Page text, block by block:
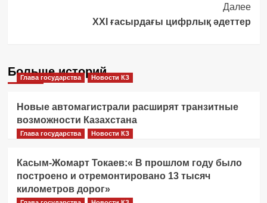
Далее
XXI ғасырдағы цифрлық әдеттер
Больше историй
Глава государства Новости КЗ
Новые автомагистрали расширят транзитные
возможности Казахстана
Глава государства Новости КЗ
Касым-Жомарт Токаев:« В прошлом году было
построено и отремонтировано 13 тысяч
километров дорог»